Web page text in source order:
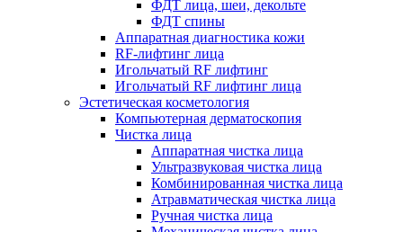
ФДТ лица, шеи, декольте
ФДТ спины
Аппаратная диагностика кожи
RF-лифтинг лица
Игольчатый RF лифтинг
Игольчатый RF лифтинг лица
Эстетическая косметология
Компьютерная дерматоскопия
Чистка лица
Аппаратная чистка лица
Ультразвуковая чистка лица
Комбинированная чистка лица
Атравматическая чистка лица
Ручная чистка лица